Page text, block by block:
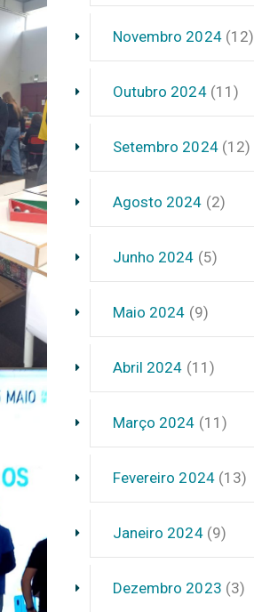
Novembro 2024(12)
Outubro 2024(11)
Setembro 2024(12)
Agosto 2024 (2)
Junho 2024 (5)
Maio 2024 (9)
Abril 2024 (11)
Março 2024 (11)
Fevereiro 2024(13)
Janeiro 2024(9)
Dezembro 2023 (3)